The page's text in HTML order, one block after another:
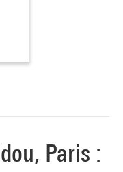
Paris :